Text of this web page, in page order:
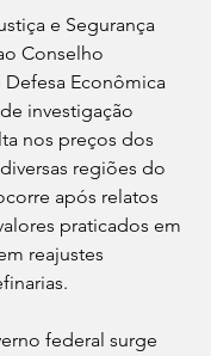
e Segurança
Conselho
Econômica
investigação
nos preços dos
regiões do
após relatos
praticados em
reajustes
federal surge